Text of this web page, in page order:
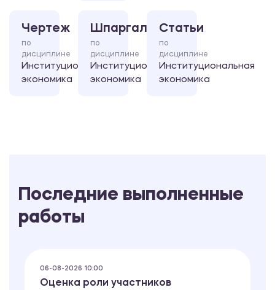
Чертеж
по
дисциплине
Институциональная
экономика
Шпаргалка
по
дисциплине
Институциональная
экономика
Статьи
по
дисциплине
Институциональная
экономика
Последние выполненные
работы
06-08-2026 10:00
Оценка роли участников